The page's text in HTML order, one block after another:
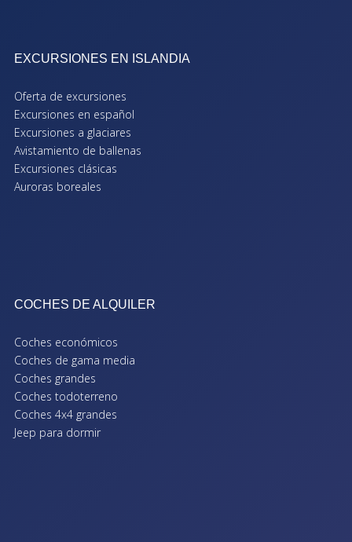
EXCURSIONES EN ISLANDIA
Oferta de excursiones
Excursiones en español
Excursiones a glaciares
Avistamiento de ballenas
Excursiones clásicas
Auroras boreales
COCHES DE ALQUILER
Coches económicos
Coches de gama media
Coches grandes
Coches todoterreno
Coches 4x4 grandes
Jeep para dormir